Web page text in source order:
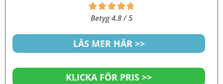

5
Betyg 4.8 / 5
LÄS MER HÄR >>
KLICKA FÖR PRIS >>